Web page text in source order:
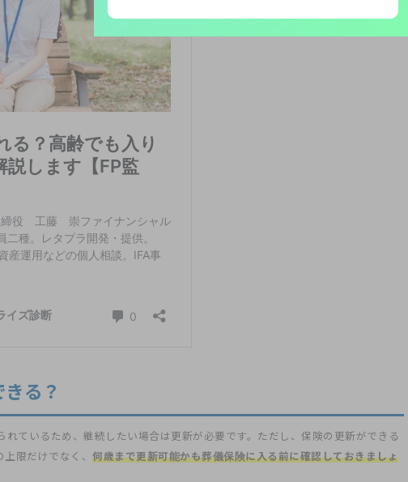
る？
ているため、継続したい場合は更新が必要です。ただし、保険の更新ができる
限だけでなく、 何歳まで更新可能かも葬儀保険に入る前に確認しておきましょ